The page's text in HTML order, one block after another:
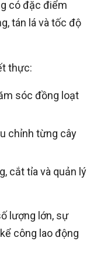
có đặc điểm
tán lá và tốc độ
thực:
sóc đồng loạt
chỉnh từng cây
cắt tỉa và quản lý
lượng lớn, sự
công lao động